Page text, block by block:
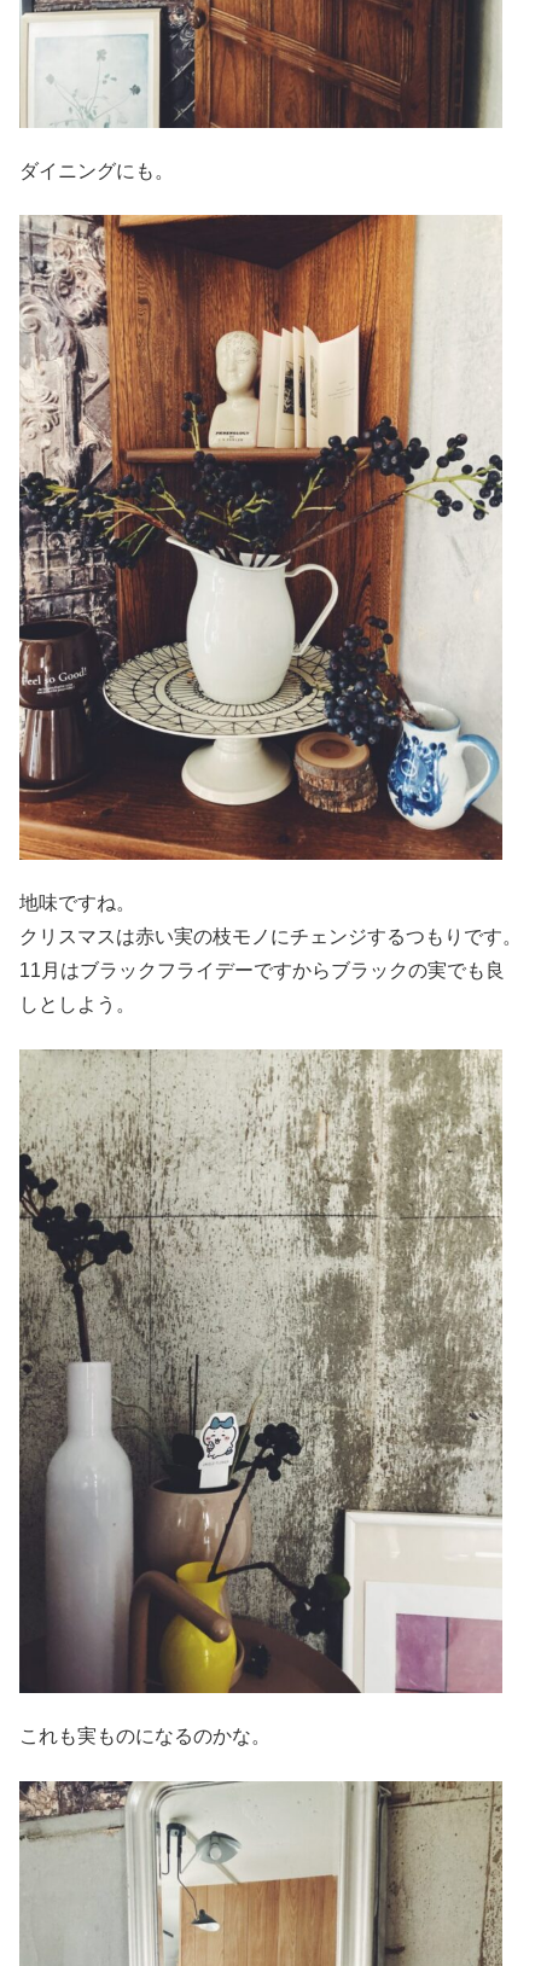
ダイニングにも。
地味ですね。
クリスマスは赤い実の枝モノにチェンジするつもりです。
11月はブラックフライデーですからブラックの実でも良
しとしよう。
これも実ものになるのかな。